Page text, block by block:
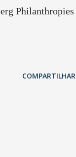
Philanthropies
COMPARTILHAR